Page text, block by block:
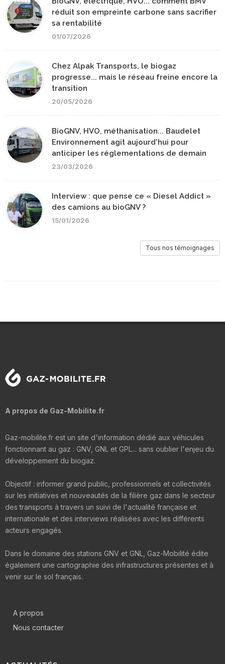
réduit son empreinte carbone sans sacrifier
sa rentabilité
01/07/2026
Chez Alpak Transports, le biogaz
progresse... mais le réseau freine encore la
transition
20/05/2026
BioGNV, HVO, méthanisation... Baudelet
Environnement agit aujourd'hui pour
anticiper les réglementations de demain
23/03/2026
Interview : que pense ce « Diesel Addict »
des camions au bioGNV ?
15/01/2026
Tous nos témoignages
A propos de Gaz-Mobilite.fr
Gaz-mobilite.fr est un site d'information dédié aux véhicules
fonctionnant au gaz : GNV, GNL et GPL... sans oublier l'enjeu du
développement du biogaz.
Objectif : informer grand public, professionnels et collectivités
sur les initiatives et nouveautés de la filière gaz dans le secteur
des transports à travers un suivi de l'actualité française et
internationale et des interviews réalisées avec les différents
acteurs engagés.
Dans le domaine des stations GNV et GNL, Gaz-Mobilité édite
également une cartographie des infrastructures présentes et à
venir sur le sol français.
A propos
Nous contacter